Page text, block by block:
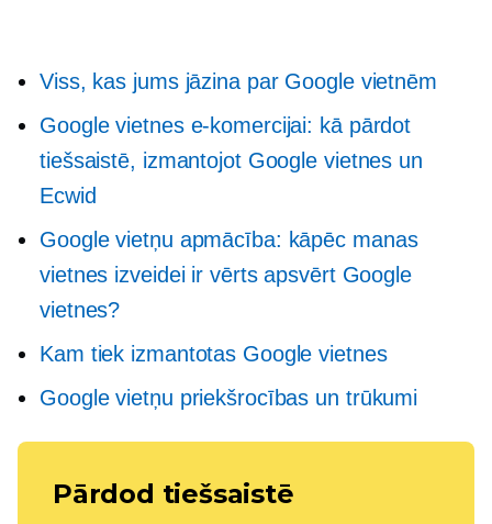
Viss, kas jums jāzina par Google vietnēm
Google vietnes e-komercijai: kā pārdot
tiešsaistē, izmantojot Google vietnes un
Ecwid
Google vietņu apmācība: kāpēc manas
vietnes izveidei ir vērts apsvērt Google
vietnes?
Kam tiek izmantotas Google vietnes
Google vietņu priekšrocības un trūkumi
Pārdod tiešsaistē